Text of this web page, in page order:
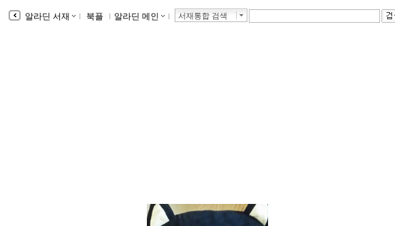
알라딘 서재 ｌ 북플 ｌ 알라딘 메인 ｌ 서재통합 검색